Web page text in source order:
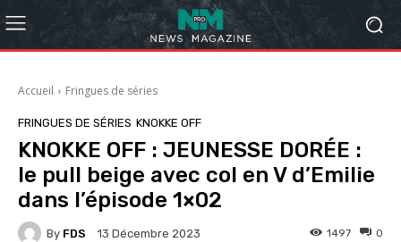
Accueil Fringues de séries
FRINGUES DE SÉRIES KNOKKE OFF
KNOKKE OFF : JEUNESSE DORÉE :
le pull beige avec col en V d’Emilie
dans l’épisode 1×02
By FDS 13 Décembre 2023 0
1497